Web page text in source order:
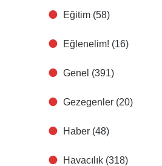
Eğitim (58)
Eğlenelim! (16)
Genel (391)
Gezegenler (20)
Haber (48)
Havacılık (318)